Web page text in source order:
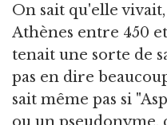
On sait qu'elle
Athènes entre 450
tenait une sorte de
pas en dire
sait même pas si